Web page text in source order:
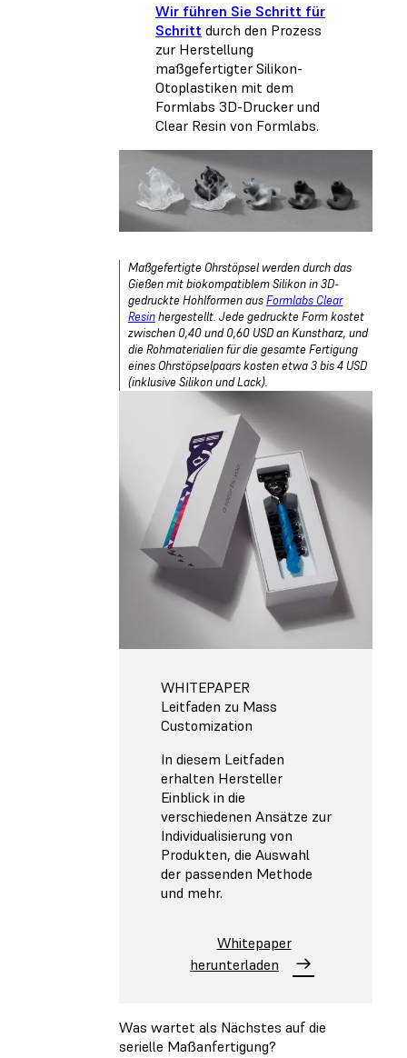
Wir führen Sie Schritt für
Schritt durch den Prozess
zur Herstellung
maßgefertigter Silikon-
Otoplastiken mit dem
Formlabs 3D-Drucker und
Clear Resin von Formlabs.
Maßgefertigte Ohrstöpsel werden durch das
Gießen mit biokompatiblem Silikon in 3D-
gedruckte Hohlformen ausFormlabs Clear
Resinhergestellt. Jede gedruckte Form kostet
zwischen 0,40 und 0,60 USD an Kunstharz, und
die Rohmaterialien für die gesamte Fertigung
eines Ohrstöpselpaars kosten etwa 3 bis 4 USD
(inklusive Silikon und Lack).
WHITEPAPER
Leitfaden zu Mass
Customization
In diesem Leitfaden
erhalten Hersteller
Einblick in die
verschiedenen Ansätze zur
Individualisierung von
Produkten, die Auswahl
der passenden Methode
und mehr.
Whitepaper
herunterladen
Was wartet als Nächstes auf die
serielle Maßanfertigung?